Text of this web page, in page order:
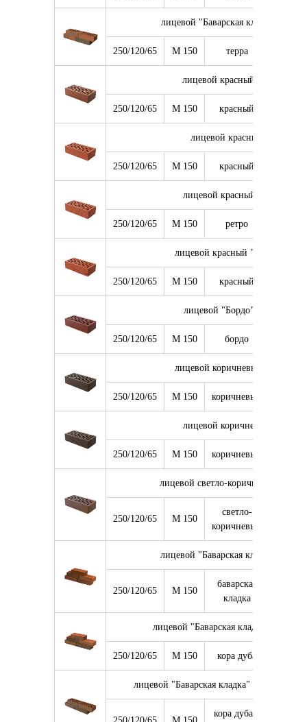
лицевой "Баварская кладка"
250/120/65 М 150 терра
лицевой красный гладкий 1
250/120/65 М 150 красный
лицевой красный риф 1 НФ
250/120/65 М 150 красный
лицевой красный "Ретро" 1
250/120/65 М 150 ретро
лицевой красный "Кора дуба"
250/120/65 М 150 красный
лицевой "Бордо" гладкий 1
250/120/65 М 150 бордо
лицевой коричневый гладкий
250/120/65 М 150 коричневый
лицевой коричневый риф 1
250/120/65 М 150 коричневый
лицевой светло-коричневый
250/120/65 М 150
светло-
коричневый
лицевой "Баварская кладка"
250/120/65 М 150
баварская
кладка
лицевой "Баварская кладка" "Кора
250/120/65 М 150 кора дуба
лицевой "Баварская кладка" "Кора
кора дуба с